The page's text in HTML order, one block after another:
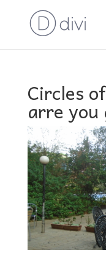
Circles
arre you